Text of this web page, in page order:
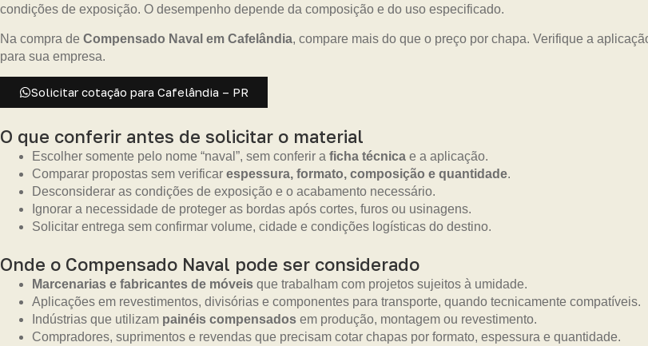
condições de exposição. O desempenho depende da composição e do uso especificado.
Na compra de Compensado Naval em Cafelândia, compare mais do que o preço por chapa. Verifique a
para sua empresa.
Solicitar cotação para Cafelândia – PR
O que conferir antes de solicitar o material
Escolher somente pelo nome “naval”, sem conferir a ficha técnica e a aplicação.
Comparar propostas sem verificar espessura, formato, composição e quantidade.
Desconsiderar as condições de exposição e o acabamento necessário.
Ignorar a necessidade de proteger as bordas após cortes, furos ou usinagens.
Solicitar entrega sem confirmar volume, cidade e condições logísticas do destino.
Onde o Compensado Naval pode ser considerado
Marcenarias e fabricantes de móveis que trabalham com projetos sujeitos à umidade.
Aplicações em revestimentos, divisórias e componentes para transporte, quando tecnicamente compatíveis.
Indústrias que utilizam painéis compensados em produção, montagem ou revestimento.
Compradores, suprimentos e revendas que precisam cotar chapas por formato, espessura e quantidade.